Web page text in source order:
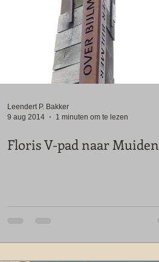
Leendert P. Bakker
9 aug 2014
1 minuten om te lezen
Floris V-pad naar Muiden